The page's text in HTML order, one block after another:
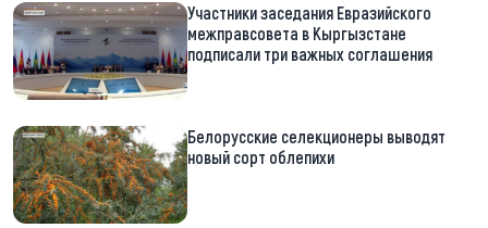
Участники заседания Евразийского
межправсовета в Кыргызстане
подписали три важных соглашения
Белорусские селекционеры выводят
новый сорт облепихи